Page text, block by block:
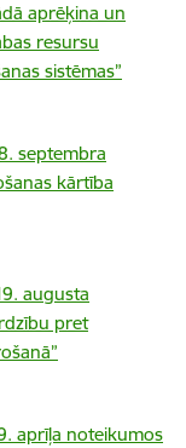
aprēķina un
resursu
sistēmas”
septembra
kārtība
augusta
pret
aprīļa noteikumos